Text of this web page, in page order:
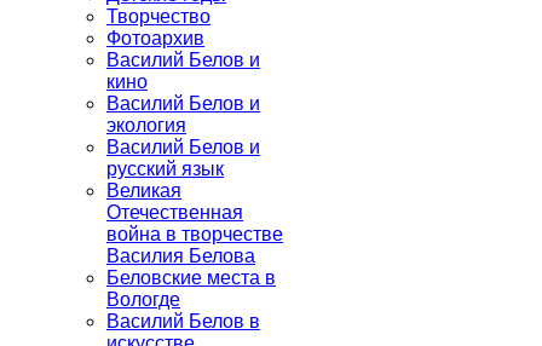
Творчество
Фотоархив
Василий Белов и
кино
Василий Белов и
экология
Василий Белов и
русский язык
Великая
Отечественная
война в творчестве
Василия Белова
Беловские места в
Вологде
Василий Белов в